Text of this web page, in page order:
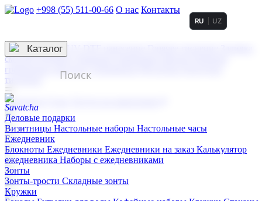
+998 (55) 511-00-66 О нас Контакты
3D гравировка
смолой (Doming)
гравировка твердая
тиснение
RU UZ
☰
Контакты
Каталог
Деловые подарки
Визитницы Настольные наборы Настольные часы
Ежедневник
Блокноты Ежедневники Ежедневники на заказ Калькулятор
ежедневника Наборы с ежедневниками
Зонты
Зонты-трости Складные зонты
Кружки